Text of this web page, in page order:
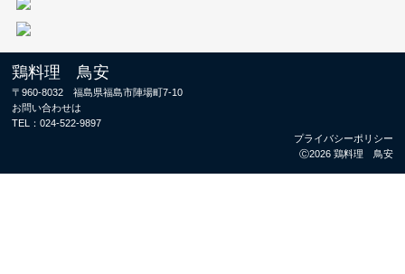
鶏料理 鳥安
〒960-8032 福島県福島市陣場町7-10
お問い合わせは
TEL：024-522-9897
プライバシーポリシー
Ⓒ2026 鶏料理 鳥安